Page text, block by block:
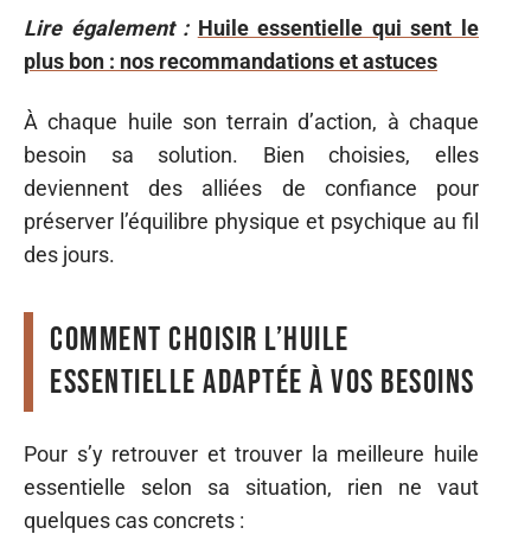
Lire également : Huile essentielle qui sent le
plus bon : nos recommandations et astuces
À chaque huile son terrain d’action, à chaque
besoin sa solution. Bien choisies, elles
deviennent des alliées de confiance pour
préserver l’équilibre physique et psychique au fil
des jours.
Comment choisir l’huile
essentielle adaptée à vos besoins
Pour s’y retrouver et trouver la meilleure huile
essentielle selon sa situation, rien ne vaut
quelques cas concrets :